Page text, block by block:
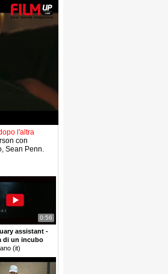
l'altra
con
Sean Penn.
0:56
assistant -
di un incubo
(it)